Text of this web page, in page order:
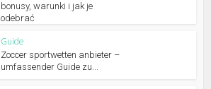
bonusy, warunki i jak je
odebrać
Guide
Zoccer sportwetten anbieter –
umfassender Guide zu...